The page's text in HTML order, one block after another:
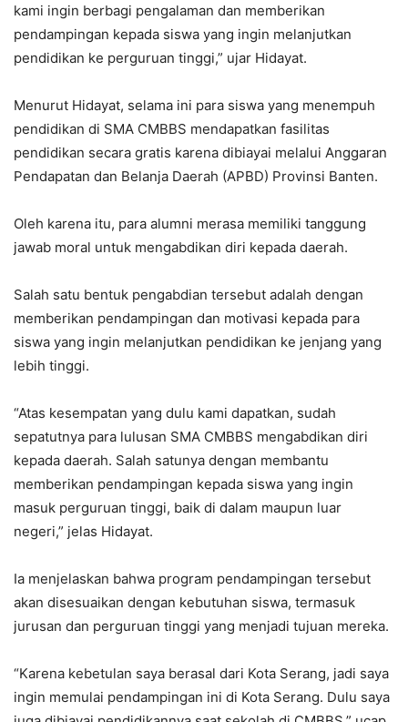
kami ingin berbagi pengalaman dan memberikan
pendampingan kepada siswa yang ingin melanjutkan
pendidikan ke perguruan tinggi,” ujar Hidayat.
‎Menurut Hidayat, selama ini para siswa yang menempuh
pendidikan di SMA CMBBS mendapatkan fasilitas
pendidikan secara gratis karena dibiayai melalui Anggaran
Pendapatan dan Belanja Daerah (APBD) Provinsi Banten.
‎Oleh karena itu, para alumni merasa memiliki tanggung
jawab moral untuk mengabdikan diri kepada daerah.
‎Salah satu bentuk pengabdian tersebut adalah dengan
memberikan pendampingan dan motivasi kepada para
siswa yang ingin melanjutkan pendidikan ke jenjang yang
lebih tinggi.
‎“Atas kesempatan yang dulu kami dapatkan, sudah
sepatutnya para lulusan SMA CMBBS mengabdikan diri
kepada daerah. Salah satunya dengan membantu
memberikan pendampingan kepada siswa yang ingin
masuk perguruan tinggi, baik di dalam maupun luar
negeri,” jelas Hidayat.
‎Ia menjelaskan bahwa program pendampingan tersebut
akan disesuaikan dengan kebutuhan siswa, termasuk
jurusan dan perguruan tinggi yang menjadi tujuan mereka.
‎“Karena kebetulan saya berasal dari Kota Serang, jadi saya
ingin memulai pendampingan ini di Kota Serang. Dulu saya